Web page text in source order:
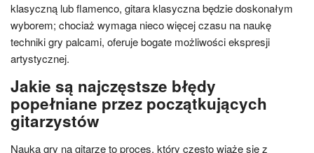
klasyczną lub flamenco, gitara klasyczna będzie doskonałym
wyborem; chociaż wymaga nieco więcej czasu na naukę
techniki gry palcami, oferuje bogate możliwości ekspresji
artystycznej.
Jakie są najczęstsze błędy
popełniane przez początkujących
gitarzystów
Nauka gry na gitarze to proces, który często wiąże się z